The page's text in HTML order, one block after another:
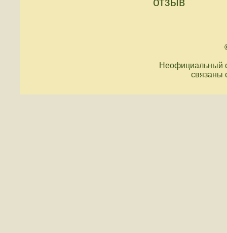
Неофициальный
связаны